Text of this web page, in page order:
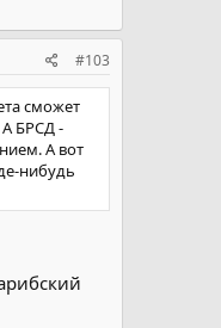
#103
сможет
БРСД -
А вот
нибудь